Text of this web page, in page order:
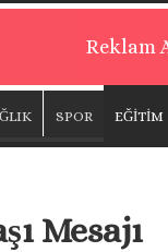
Reklam
SPOR EĞİTİM
Mesajı